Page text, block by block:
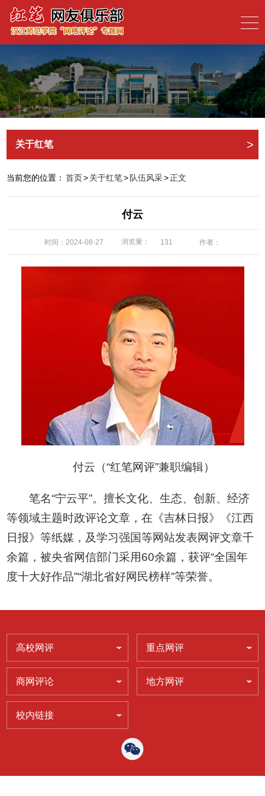
关于红笔 >
当前您的位置： 首页>关于红笔>队伍风采>正文
付云
时间：2024-08-27 浏览量： 131 作者：
付云（“红笔网评”兼职编辑）
笔名“宁云平”。擅长文化、生态、创新、经济
等领域主题时政评论文章，在《吉林日报》《江西
日报》等纸媒，及学习强国等网站发表网评文章千
余篇，被央省网信部门采用60余篇，获评“全国年
度十大好作品”“湖北省好网民榜样”等荣誉。
高校网评 重点网评
商网评论 地方网评
校内链接